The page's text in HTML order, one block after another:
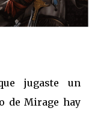
jugaste un
de Mirage hay